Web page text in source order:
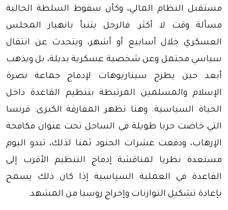
مستقبل النظام المالي، وكأن سقوط السلطة الحالية
مسألة وقت لا أكثر. فالرجل يتنبأ بانهيار المجلس
العسكري خلال أسابيع أو أشهر، ويتحدث عن انتقال
سياسي محتمل وعن شخصية عسكرية بديلة، بل ويذهب
أبعد حين يطرح سيناريوهات لإدماج جماعة نصرة
الإسلام والمسلمين المرتبطة بتنظيم القاعدة داخل
الحياة السياسية. وهنا تظهر المفارقة الكبرى: فرنسا
التي خاضت حربا طويلة في الساحل تحت عنوان مكافحة
الإرهاب، ودفعت عشرات الجنود ثمنا لذلك، تبدو اليوم
مستعدة نظريا لمناقشة إدماج التنظيم الأقرب إلى
القاعدة في العملية السياسية إذا كان ذلك يسمح
بإعادة تشكيل التوازنات وإخراج روسيا من المشهد.